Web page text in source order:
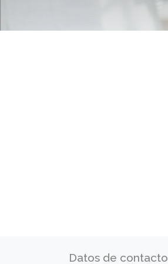
Datos de contacto